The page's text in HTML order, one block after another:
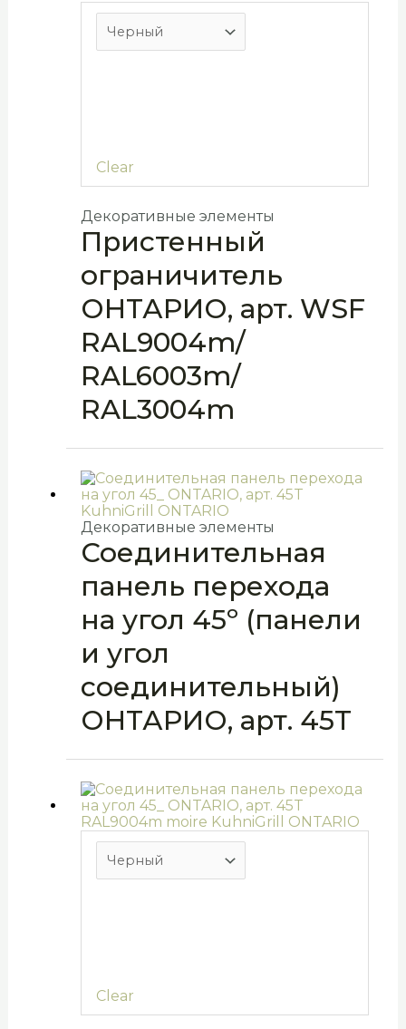
Clear
Декоративные элементы
Пристенный
ограничитель
ОНТАРИО, арт. WSF
RAL9004m/
RAL6003m/
RAL3004m
Декоративные элементы
Соединительная
панель перехода
на угол 45º (панели
и угол
соединительный)
ОНТАРИО, арт. 45T
Clear